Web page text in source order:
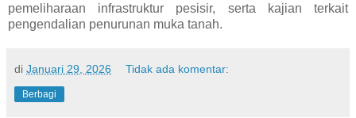
pemeliharaan infrastruktur pesisir, serta kajian terkait
pengendalian penurunan muka tanah.
di Januari 29, 2026 Tidak ada komentar:
Berbagi